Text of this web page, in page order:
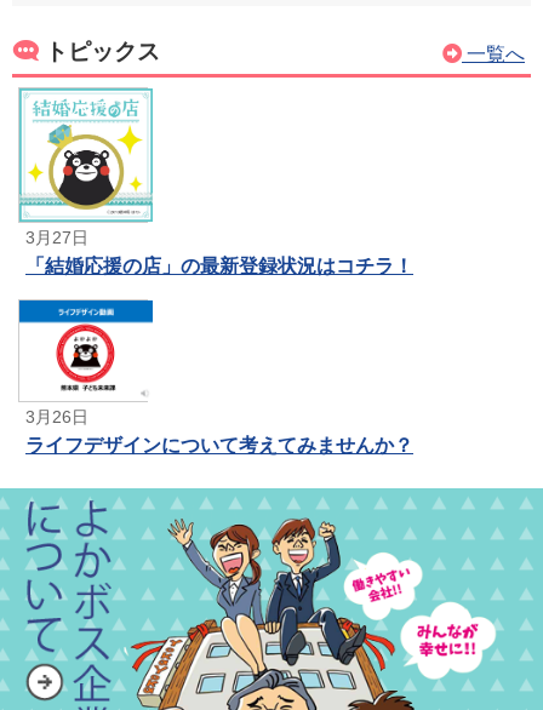
トピックス 一覧へ
3月27日
「結婚応援の店」の最新登録状況はコチラ！
3月26日
ライフデザインについて考えてみませんか？